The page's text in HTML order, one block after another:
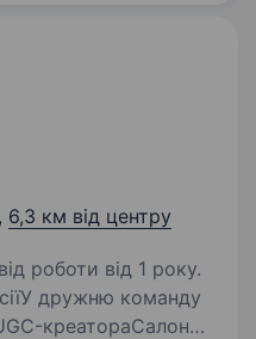
6,3 км від центру
роботи від 1 року.
креатораСалон